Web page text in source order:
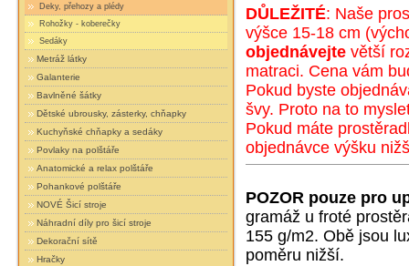
Deky, přehozy a plédy
Rohožky - koberečky
Sedáky
Metráž látky
Galanterie
Bavlněné šátky
Dětské ubrousky, zásterky, chňapky
Kuchyňské chňapky a sedáky
Povlaky na polštáře
Anatomické a relax polštáře
Pohankové polštáře
NOVÉ Šicí stroje
Náhradní díly pro šicí stroje
Dekorační sítě
Hračky
DŮLEŽITÉ: Naše
výšce 15-18 cm (výc
objednávejtevětší
matraci. Cena vám
Pokud byste
švy. Proto na to
Pokud máte
objednávce výšku
POZOR pouze pro
gramáž u froté
155 g/m2. Obě jsou
poměru nižší.